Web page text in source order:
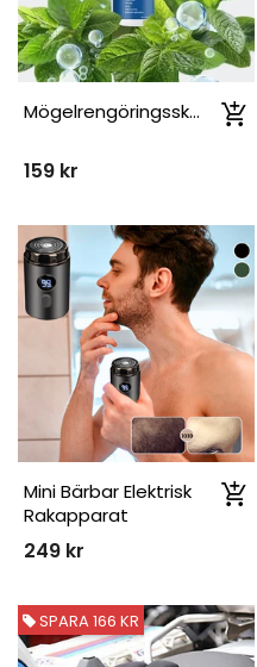
Mögelrengöringsskum
159 kr
Mini Bärbar Elektrisk
Rakapparat
249 kr
SPARA 166 KR